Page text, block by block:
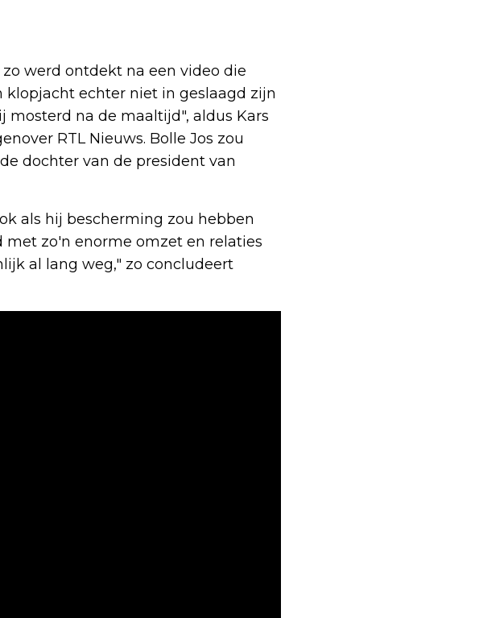
werd ontdekt na een video die
echter niet in geslaagd zijn
mosterd na de maaltijd", aldus Kars
RTL Nieuws. Bolle Jos zou
dochter van de president van
als hij bescherming zou hebben
zo'n enorme omzet en relaties
al lang weg," zo concludeert